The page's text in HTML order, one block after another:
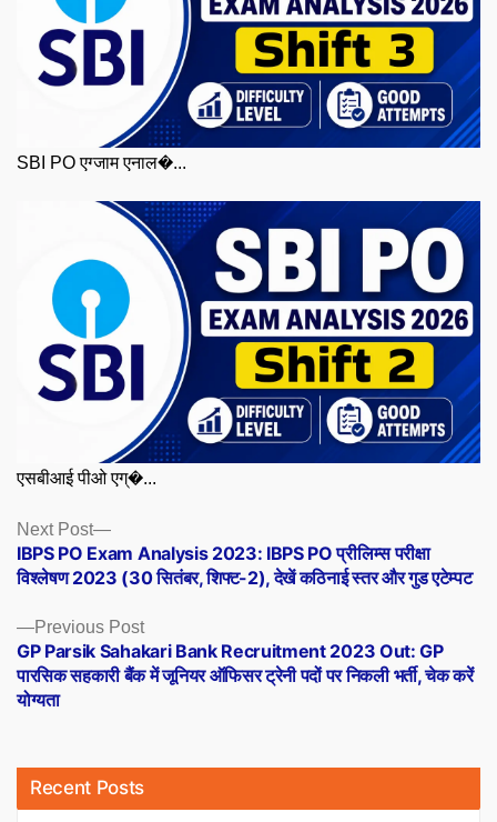
SBI PO एग्जाम एनाल�...
एसबीआई पीओ एग्�...
Posts
navigation
Previous PostPrevious
post:
GP Parsik Sahakari Bank Recruitment 2023 Out: GP
पारसिक सहकारी बैंक में जूनियर ऑफिसर ट्रेनी पदों पर निकली भर्ती, चेक करें
योग्यता
Next Post
Next
post:
IBPS PO Exam Analysis 2023: IBPS PO प्रीलिम्स परीक्षा
विश्लेषण 2023 (30 सितंबर, शिफ्ट-2), देखें कठिनाई स्तर और गुड एटेम्पट
Recent Posts